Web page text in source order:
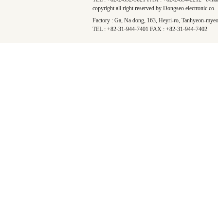
copyright all right reserved by Dongseo electronic co.
Factory : Ga, Na dong, 163, Heyri-ro, Tanhyeon-
TEL : +82-31-944-7401 FAX : +82-31-944-7402